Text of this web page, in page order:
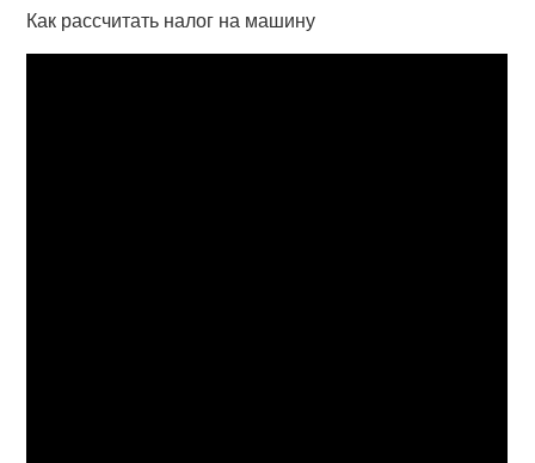
Как рассчитать налог на машину